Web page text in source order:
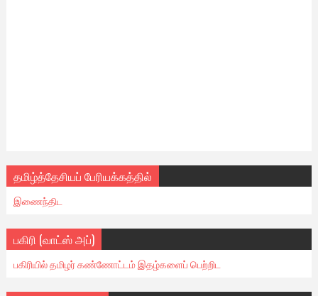
தமிழ்த்தேசியப் பேரியக்கத்தில்
இணைந்திட
பகிரி (வாட்ஸ் அப்)
பகிரியில் தமிழர் கண்ணோட்டம் இதழ்களைப் பெற்றிட